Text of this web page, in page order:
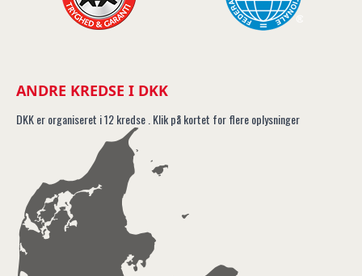
ANDRE KREDSE I DKK
DKK er organiseret i 12 kredse . Klik på kortet for flere oplysninger